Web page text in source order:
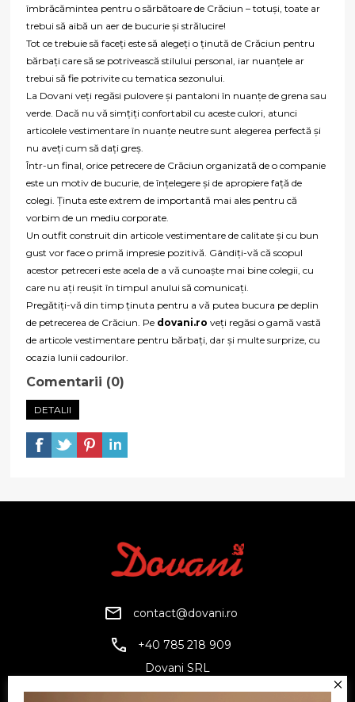
îmbrăcămintea pentru o sărbătoare de Crăciun – totuși, toate ar
trebui să aibă un aer de bucurie și strălucire!
Tot ce trebuie să faceți este să alegeți o ținută de Crăciun pentru
bărbați care să se potrivească stilului personal, iar nuanțele ar
trebui să fie potrivite cu tematica sezonului.
La Dovani veți regăsi pulovere și pantaloni în nuanțe de grena sau
verde. Dacă nu vă simțiți confortabil cu aceste culori, atunci
articolele vestimentare în nuanțe neutre sunt alegerea perfectă și
nu aveți cum să dați greș.
Într-un final, orice petrecere de Crăciun organizată de o companie
este un motiv de bucurie, de înțelegere și de apropiere față de
colegi. Ținuta este extrem de importantă mai ales pentru că
vorbim de un mediu corporate.
Un outfit construit din articole vestimentare de calitate și cu bun
gust vor face o primă impresie pozitivă. Gândiți-vă că scopul
acestor petreceri este acela de a vă cunoaște mai bine colegii, cu
care nu ați reușit în timpul anului să comunicați.
Pregătiți-vă din timp ținuta pentru a vă putea bucura pe deplin
de petrecerea de Crăciun. Pe dovani.ro veți regăsi o gamă vastă
de articole vestimentare pentru bărbați, dar și multe surprize, cu
ocazia lunii cadourilor.
Comentarii (0)
DETALII
contact@dovani.ro
+40 785 218 909
Dovani SRL
Reg. Com.: J07/1134/1994